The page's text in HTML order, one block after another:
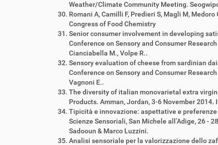
Weather/Climate Community Meeting.
Romani A, Camilli F, Predieri S, Magli M,
Congress of Food Chemistry
Senior consumer involvement in developing
Conference on Sensory and Consumer
Cianciabella M., Volpe R..
Sensory evaluation of cheese from sardinian
Conference on Sensory and Consumer
Vagnoni E..
The diversity of italian monovarietal extra
Products. Amman, Jordan, 3-6 November
Tipicità e innovazione: aspettative e
Scienze Sensoriali, San Michele all’Adige, 26 -
Sadooun & Marco Luzzini.
Analisi sensoriale per la valorizzazione dello